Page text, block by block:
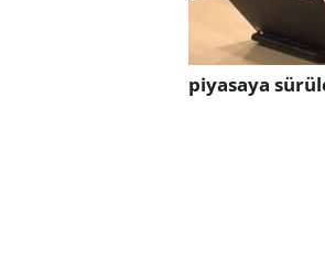
piyasaya